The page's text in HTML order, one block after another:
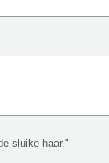
sluike haar."